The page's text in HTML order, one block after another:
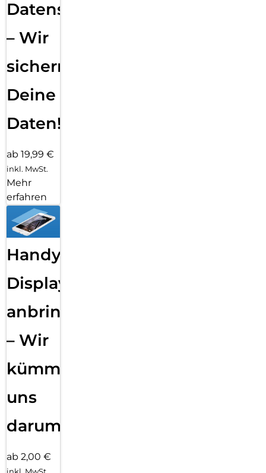
Datensicherung
– Wir
sichern
Deine
Daten!
ab 19,99 €
inkl. MwSt.
Mehr
erfahren
Handy
Displayfolie
anbringen
– Wir
kümmern
uns
darum!
ab 2,00 €